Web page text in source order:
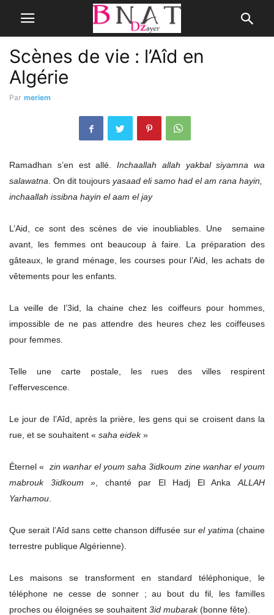
Scènes de vie : l’Aîd en
Algérie
Par meriem
Ramadhan s’en est allé. Inchaallah allah yakbal siyamna wa
salawatna . On dit toujours yasaad eli samo had el am rana hayin,
inchaallah issibna hayin el aam el jay
L’Aid, ce sont des scènes de vie inoubliables. Une semaine
avant, les femmes ont beaucoup à faire. La préparation des
gâteaux, le grand ménage, les courses pour l’Aid, les achats de
vêtements pour les enfants.
La veille de l’3id, la chaine chez les coiffeurs pour hommes,
impossible de ne pas attendre des heures chez les coiffeuses
pour femmes.
Telle une carte postale, les rues des villes respirent
l’effervescence.
Le jour de l’Aîd, après la prière, les gens qui se croisent dans la
rue, et se souhaitent « saha eidek»
Éternel «
zin wanhar el youm saha 3idkoum zine wanhar el youm
mabrouk 3idkoum » , chanté par El Hadj El AnkaALLAH
Yarhamou
Que serait l’Aîd sans cette chanson diffusée surel yatima (chaine
terrestre publique Algérienne).
Les maisons se transforment en standard téléphonique, le
téléphone ne cesse de sonner ; au bout du fil, les familles
proches ou éloignées se souhaitent 3id mubarak(bonne fête).